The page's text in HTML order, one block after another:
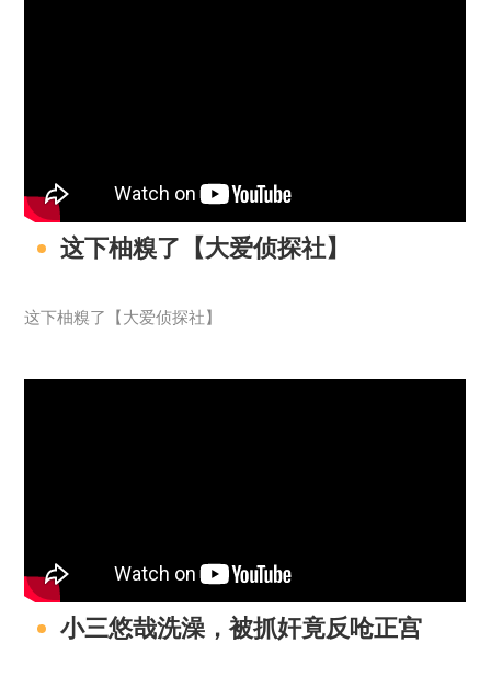
这下柚糗了【大爱侦探社】
这下柚糗了【大爱侦探社】
小三悠哉洗澡，被抓奸竟反呛正宫